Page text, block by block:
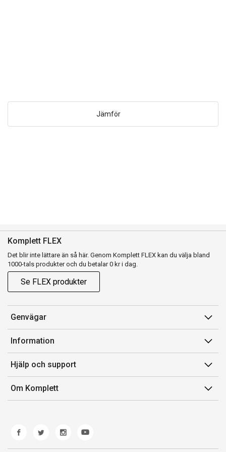
Jämför
Komplett FLEX
Det blir inte lättare än så här. Genom Komplett FLEX kan du välja bland
1000-tals produkter och du betalar 0 kr i dag.
Se FLEX produkter
Genvägar
Konto
Orderhistorik
Presentkort
Komplett Club
Information
Försäljningsvillkor
Medlemsvillkor for Komplett Club
Lediga tjänster
Hjälp och support
Kontakta oss
Kundservice
Produkthjälp och retur
Felsökning och guider
Om Komplett